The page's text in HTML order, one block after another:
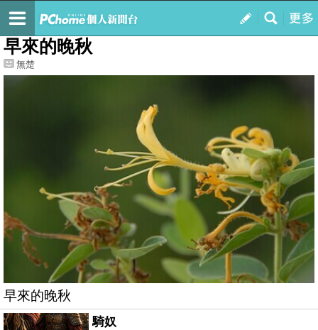
我的
最新文章
早來的晚秋
無楚
早來的晚秋
騎奴